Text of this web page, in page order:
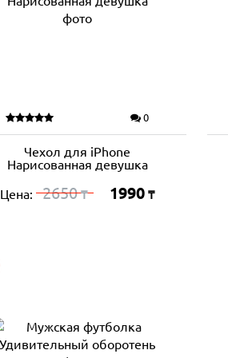
0
Чехол для iPhone
Нарисованная девушка
Цена: 2650₸ 1990 ₸